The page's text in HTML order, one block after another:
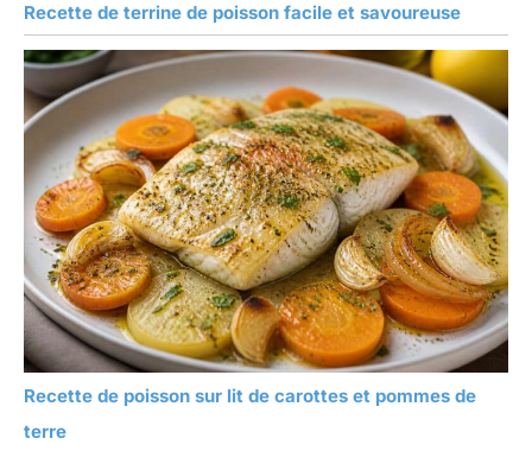
Recette de terrine de poisson facile et savoureuse
Recette de poisson sur lit de carottes et pommes de
terre